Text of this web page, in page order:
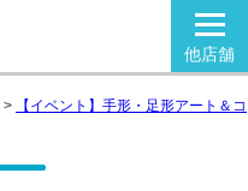
他店舗
>
【イベント】手形・足形アート＆コ